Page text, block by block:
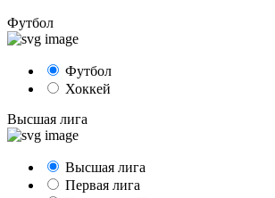
Футбол
Футбол
Хоккей
Высшая лига
Высшая лига
Первая лига